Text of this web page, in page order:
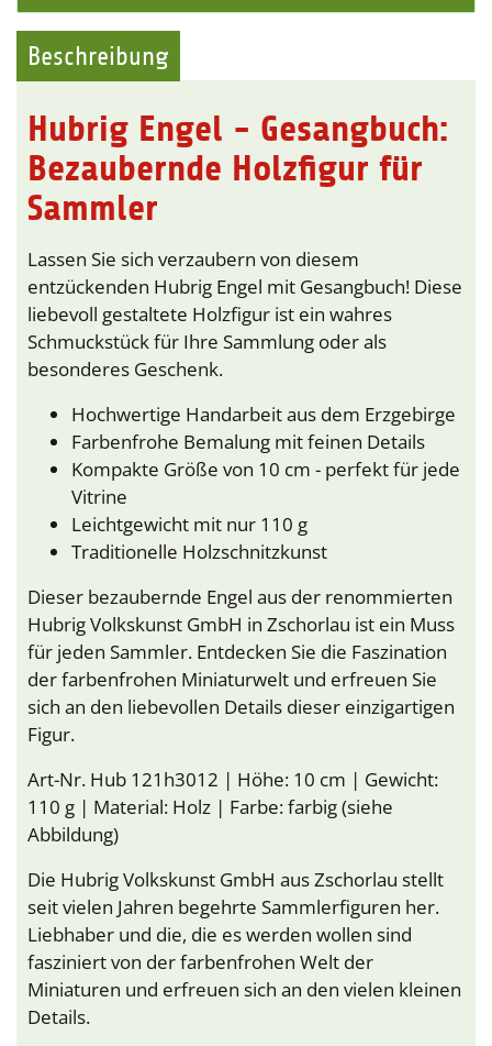
Beschreibung
Hubrig Engel - Gesangbuch:
Bezaubernde Holzfigur für
Sammler
Lassen Sie sich verzaubern von diesem
entzückenden Hubrig Engel mit Gesangbuch! Diese
liebevoll gestaltete Holzfigur ist ein wahres
Schmuckstück für Ihre Sammlung oder als
besonderes Geschenk.
Hochwertige Handarbeit aus dem Erzgebirge
Farbenfrohe Bemalung mit feinen Details
Kompakte Größe von 10 cm - perfekt für jede
Vitrine
Leichtgewicht mit nur 110 g
Traditionelle Holzschnitzkunst
Dieser bezaubernde Engel aus der renommierten
Hubrig Volkskunst GmbH in Zschorlau ist ein Muss
für jeden Sammler. Entdecken Sie die Faszination
der farbenfrohen Miniaturwelt und erfreuen Sie
sich an den liebevollen Details dieser einzigartigen
Figur.
Art-Nr. Hub 121h3012 | Höhe: 10 cm | Gewicht:
110 g | Material: Holz | Farbe: farbig (siehe
Abbildung)
Die Hubrig Volkskunst GmbH aus Zschorlau stellt
seit vielen Jahren begehrte Sammlerfiguren her.
Liebhaber und die, die es werden wollen sind
fasziniert von der farbenfrohen Welt der
Miniaturen und erfreuen sich an den vielen kleinen
Details.